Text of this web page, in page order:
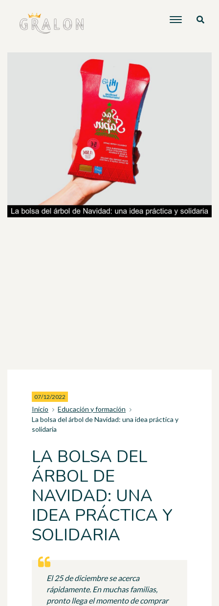
07/12/2022
Inicio
Educación y formación
La bolsa del árbol de Navidad: una idea práctica y
solidaria
LA BOLSA DEL
ÁRBOL DE
NAVIDAD: UNA
IDEA PRÁCTICA Y
SOLIDARIA
El 25 de diciembre se acerca
rápidamente. En muchas familias,
pronto llega el momento de comprar